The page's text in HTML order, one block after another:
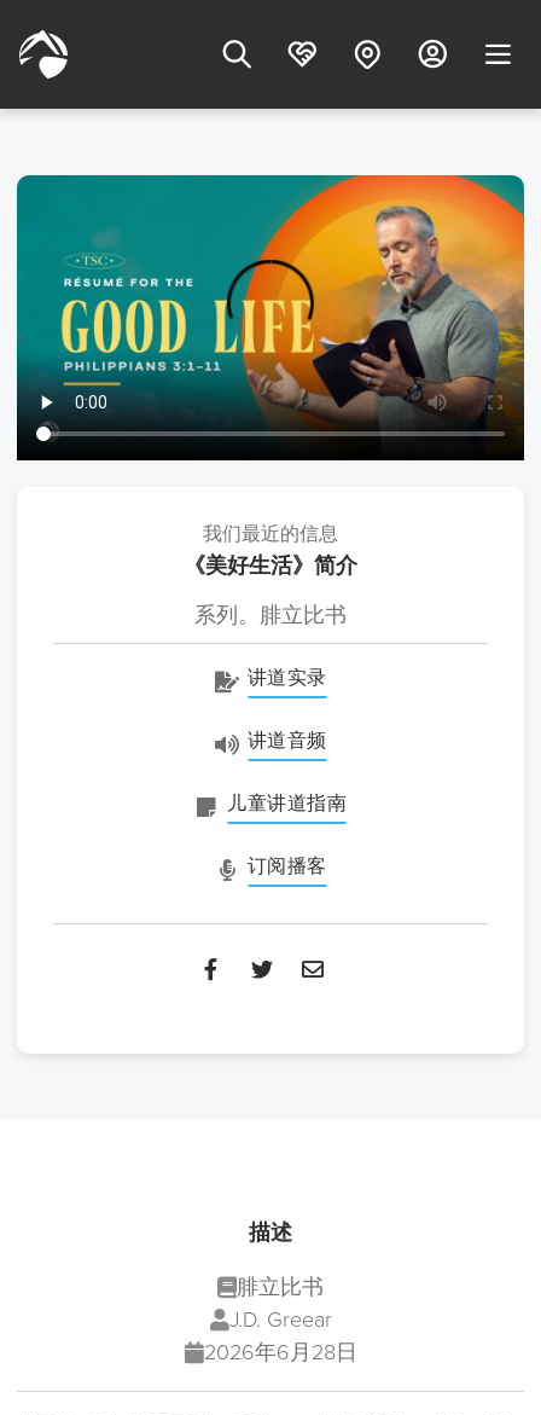
我们最近的信息
《美好生活》简介
系列。腓立比书
讲道实录
讲道音频
儿童讲道指南
订阅播客
描述
腓立比书
J.D. Greear
2026年6月28日